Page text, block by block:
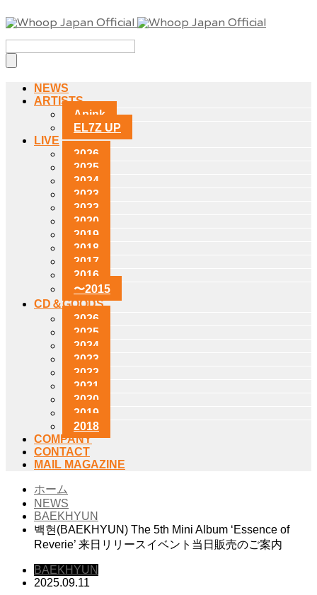
NEWS
ARTISTS
Apink
EL7Z UP
LIVE
2026
2025
2024
2023
2022
2020
2019
2018
2017
2016
〜2015
CD＆GOODS
2026
2025
2024
2023
2022
2021
2020
2019
2018
COMPANY
CONTACT
MAIL MAGAZINE
ホーム
NEWS
BAEKHYUN
백현(BAEKHYUN) The 5th Mini Album ‘Essence of
Reverie’ 来日リリースイベント当日販売のご案内
BAEKHYUN
2025.09.11